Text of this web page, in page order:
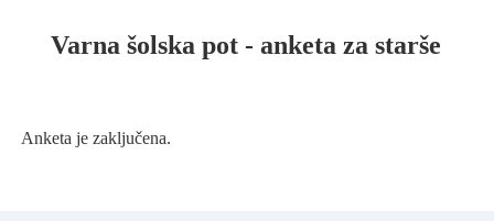
Varna šolska pot - anketa za starše
Anketa je zaključena.